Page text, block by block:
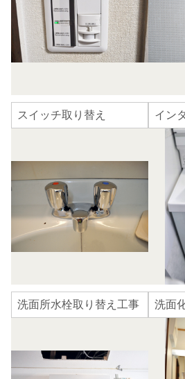
スイッチ取り替え イン
洗面所水栓取り替え工事 洗面